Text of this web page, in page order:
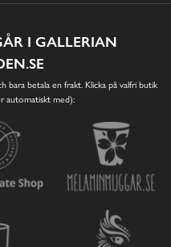
I GALLERIAN
bara betala en frakt. Klicka på valfri butik
automatiskt med):